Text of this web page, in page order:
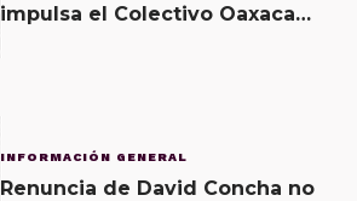
impulsa el Colectivo Oaxaca
INFORMACIÓN GENERAL
Renuncia de David Concha no